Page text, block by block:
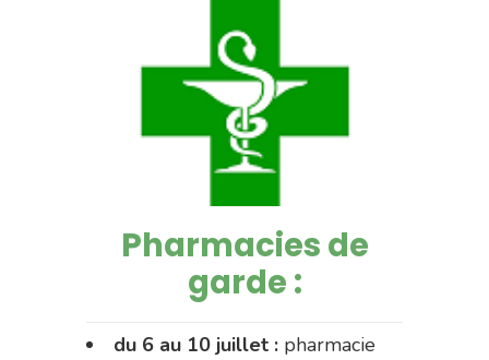
Pharmacies de
garde :
du 6 au 10 juillet : pharmacie